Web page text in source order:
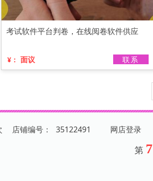
考试软件平台判卷，在线阅卷软件供应
¥： 面议 联系
店铺编号： 35122491 网店登录
第 7